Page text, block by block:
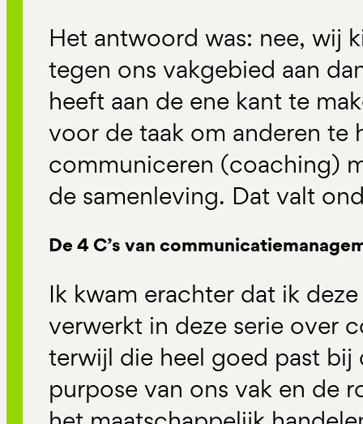
Het antwoord was: nee, wij
tegen ons vakgebied aan
heeft aan de ene kant te
voor de taak om anderen te
communiceren (coaching)
de samenleving. Dat valt
De 4 C’s van
Ik kwam erachter dat ik
verwerkt in deze serie over
terwijl die heel goed past bij
purpose van ons vak en de